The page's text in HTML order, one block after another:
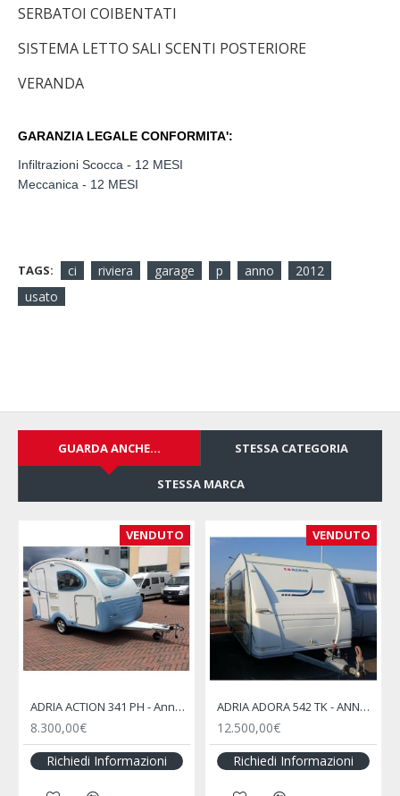
SERBATOI COIBENTATI
SISTEMA LETTO SALI SCENTI POSTERIORE
VERANDA
GARANZIA LEGALE CONFORMITA':
Infiltrazioni Scocca - 12 MESI
Meccanica - 12 MESI
TAGS: ci riviera garage p anno
2012
usato
GUARDA ANCHE... STESSA CATEGORIA
STESSA MARCA
ADRIA ADORA 542 TK - ANNO 2009
VENDUTO
ADRIA ADORA 563 PT - ANNO 2013
17.500,00€
Richiedi Informazioni
Adria Adriatik 560 - 2002
trattativa riservata
Richiedi Informazioni